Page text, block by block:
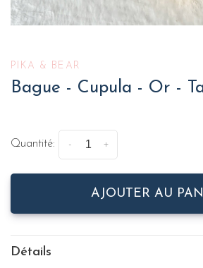
PIKA & BEAR
Bague - Cupula - Or -
Quantité: +
-
AJOUTER AU
Détails